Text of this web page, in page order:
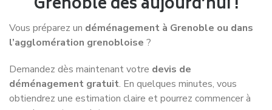
Déménagement NET : Le Podcast !
Découvrez notre série de podcasts consacrée à Grenoble
et profitez de conseils concrets pour préparer votre
déménagement et réussir votre installation.